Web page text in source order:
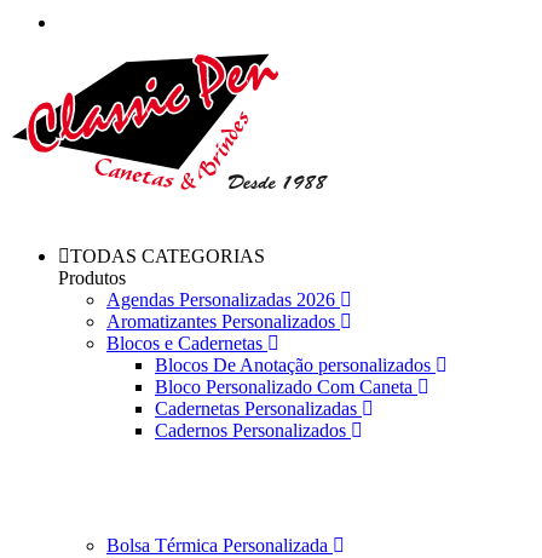
TODAS CATEGORIAS
Produtos
Agendas Personalizadas 2026
Aromatizantes Personalizados
Blocos e Cadernetas
Blocos De Anotação personalizados
Bloco Personalizado Com Caneta
Cadernetas Personalizadas
Cadernos Personalizados
Bolsa Térmica Personalizada